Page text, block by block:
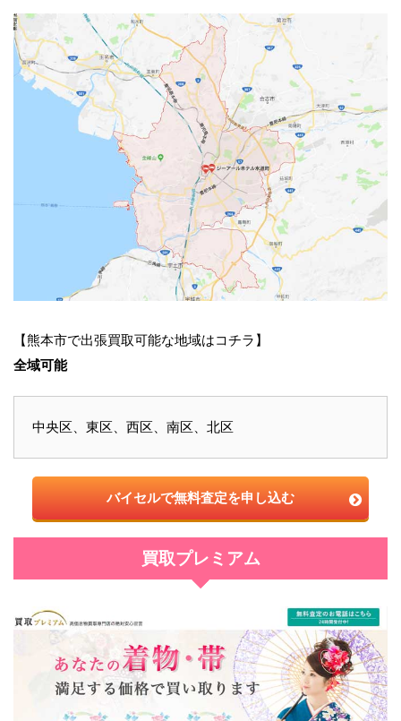
【熊本市で出張買取可能な地域はコチラ】
全域可能
中央区、東区、西区、南区、北区
バイセルで無料査定を申し込む
買取プレミアム